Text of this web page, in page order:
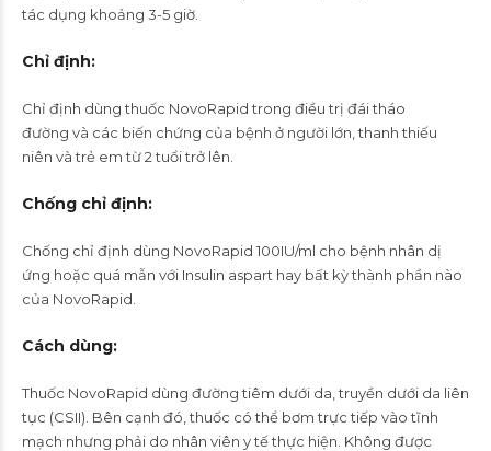
tác dụng khoảng 3-5 giờ.
Chỉ định:
Chỉ định dùng thuốc NovoRapid trong điều trị đái tháo
đường và các biến chứng của bệnh ở người lớn, thanh thiếu
niên và trẻ em từ 2 tuổi trở lên.
Chống chỉ định:
Chống chỉ định dùng NovoRapid 100IU/ml cho bệnh nhân dị
ứng hoặc quá mẫn với Insulin aspart hay bất kỳ thành phần nào
của NovoRapid.
Cách dùng:
Thuốc NovoRapid dùng đường tiêm dưới da, truyền dưới da liên
tục (CSII). Bên cạnh đó, thuốc có thể bơm trực tiếp vào tĩnh
mạch nhưng phải do nhân viên y tế thực hiện. Không được